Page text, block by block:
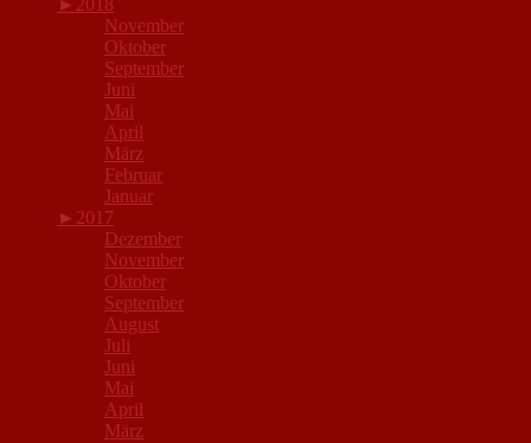
► 2018
November
Oktober
September
Juni
Mai
April
März
Februar
Januar
► 2017
Dezember
November
Oktober
September
August
Juli
Juni
Mai
April
März